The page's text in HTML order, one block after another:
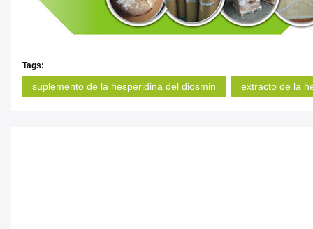
Tags:
suplemento de la hesperidina del diosmin extracto de la